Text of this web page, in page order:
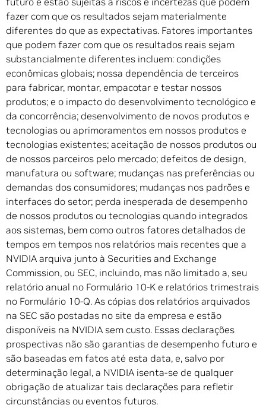
fazer com que os resultados sejam materialmente
diferentes do que as expectativas. Fatores importantes
que podem fazer com que os resultados reais sejam
substancialmente diferentes incluem: condições
econômicas globais; nossa dependência de terceiros
para fabricar, montar, empacotar e testar nossos
produtos; e o impacto do desenvolvimento tecnológico e
da concorrência; desenvolvimento de novos produtos e
tecnologias ou aprimoramentos em nossos produtos e
tecnologias existentes; aceitação de nossos produtos ou
de nossos parceiros pelo mercado; defeitos de design,
manufatura ou software; mudanças nas preferências ou
demandas dos consumidores; mudanças nos padrões e
interfaces do setor; perda inesperada de desempenho
de nossos produtos ou tecnologias quando integrados
aos sistemas, bem como outros fatores detalhados de
tempos em tempos nos relatórios mais recentes que a
NVIDIA arquiva junto à Securities and Exchange
Commission, ou SEC, incluindo, mas não limitado a, seu
relatório anual no Formulário 10-K e relatórios trimestrais
no Formulário 10-Q. As cópias dos relatórios arquivados
na SEC são postadas no site da empresa e estão
disponíveis na NVIDIA sem custo. Essas declarações
prospectivas não são garantias de desempenho futuro e
são baseadas em fatos até esta data, e, salvo por
determinação legal, a NVIDIA isenta-se de qualquer
obrigação de atualizar tais declarações para refletir
circunstâncias ou eventos futuros.